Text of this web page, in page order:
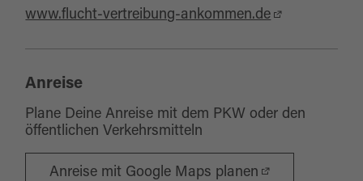
www.flucht-vertreibung-ankommen.de
Anreise
Plane Deine Anreise mit dem PKW oder den
öffentlichen Verkehrsmitteln
Anreise mit Google Maps planen